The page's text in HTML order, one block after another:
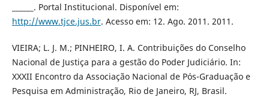
______. Portal Institucional. Disponível em:
http://www.tjce.jus.br. Acesso em: 12. Ago. 2011. 2011.
VIEIRA; L. J. M.; PINHEIRO, I. A. Contribuições do Conselho
Nacional de Justiça para a gestão do Poder Judiciário. In:
XXXII Encontro da Associação Nacional de Pós-Graduação e
Pesquisa em Administração, Rio de Janeiro, RJ, Brasil.